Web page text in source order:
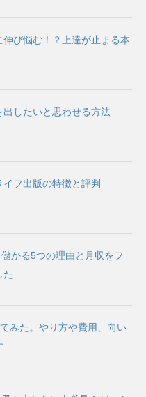
び悩む！？上達が止まる本
したいと思わせる方法
イフ出版の特徴と評判
かる5つの理由と月収をフ
た
みた。やり方や費用、向い